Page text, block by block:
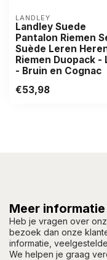
LANDLEY
Landley Suede
Pantalon Riemen
Suède Leren
Riemen Duopack -
- Bruin en Cognac
€53,98
Meer informatie
Heb je vragen over
bezoek dan onze
informatie,
We helpen je graag